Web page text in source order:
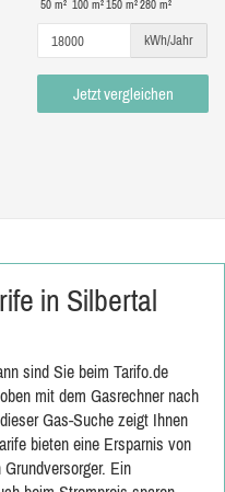
50 m² 100 m²150 m²280 m²
kWh/Jahr
Jetzt vergleichen
in Silbertal
sind Sie beim Tarifo.de
mit dem Gasrechner nach
Gas-Suche zeigt Ihnen
bieten eine Ersparnis von
Ein